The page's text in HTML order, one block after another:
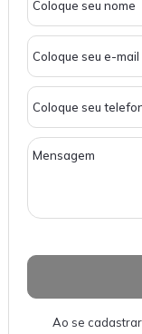
Ao se